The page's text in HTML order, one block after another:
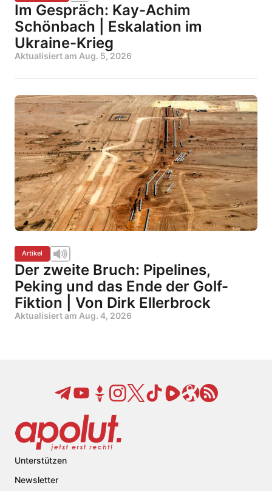
Im Gespräch: Kay-Achim
Schönbach | Eskalation im
Ukraine-Krieg
Aktualisiert am Aug. 5, 2026
Artikel
Der zweite Bruch: Pipelines,
Peking und das Ende der Golf-
Fiktion | Von Dirk Ellerbrock
Aktualisiert am Aug. 4, 2026
Unterstützen
Newsletter